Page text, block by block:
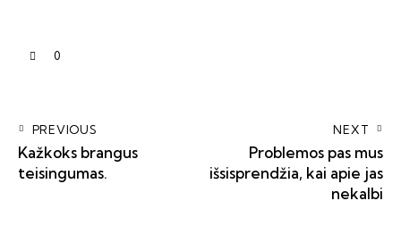
0
PREVIOUS
Kažkoks brangus
teisingumas.
NEXT
Problemos pas mus
išsisprendžia, kai apie jas
nekalbi